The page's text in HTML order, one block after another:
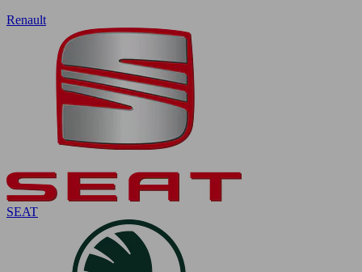
Renault
SEAT